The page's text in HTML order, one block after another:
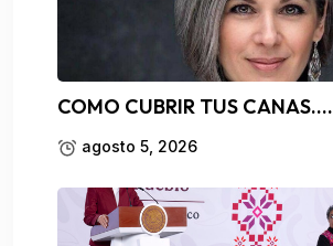
COMO CUBRIR TUS CANAS….
agosto 5, 2026